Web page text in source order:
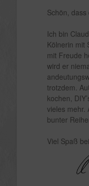
Schön,
Ich bin
Kölnerin mit
mit Freude
wird er
trotzdem.
kochen,
vieles mehr.
bunter
Viel Spaß